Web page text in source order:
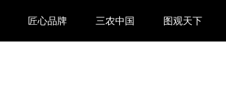
匠心品牌 三农中国 图观天下